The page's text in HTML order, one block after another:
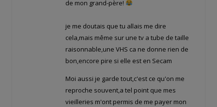
de mon grand-père!
je me doutais que tu allais me dire
cela,mais même sur une tv a tube de taille
raisonnable,une VHS ca ne donne rien de
bon,encore pire si elle est en Secam
Moi aussi je garde tout,c'est ce qu'on me
reproche souvent,a tel point que mes
vieilleries m'ont permis de me payer mon